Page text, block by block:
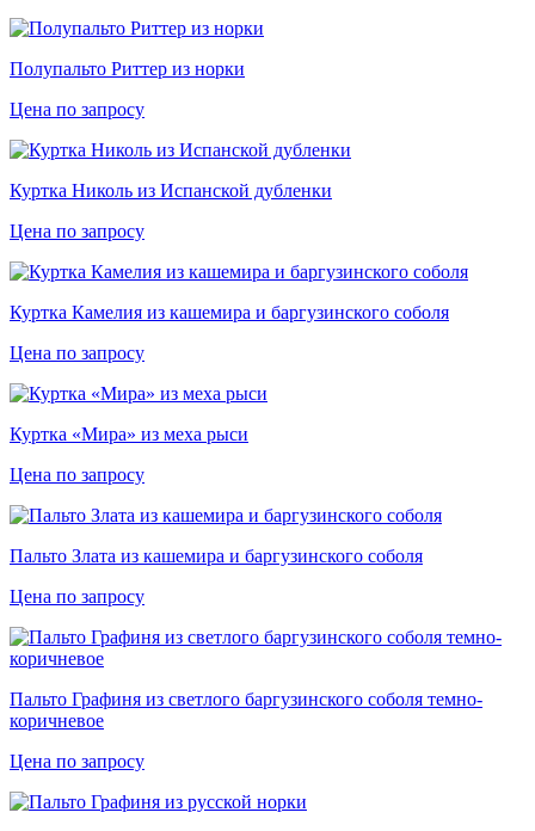
Полупальто Риттер из норки
Цена по запросу
Куртка Николь из Испанской дубленки
Цена по запросу
Куртка Камелия из кашемира и баргузинского соболя
Цена по запросу
Куртка «Мира» из меха рыси
Цена по запросу
Пальто Злата из кашемира и баргузинского соболя
Цена по запросу
Пальто Графиня из светлого баргузинского соболя темно-
коричневое
Цена по запросу